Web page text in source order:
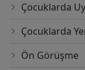
Çocuklarda
Çocuklarda
Ön Görüşme